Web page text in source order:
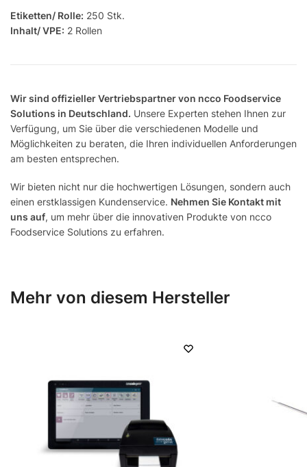
Etiketten/ Rolle: 250 Stk.
Inhalt/ VPE: 2 Rollen
Wir sind offizieller Vertriebspartner von ncco Foodservice
Solutions in Deutschland. Unsere Experten stehen Ihnen zur
Verfügung, um Sie über die verschiedenen Modelle und
Möglichkeiten zu beraten, die Ihren individuellen Anforderungen
am besten entsprechen.
Wir bieten nicht nur die hochwertigen Lösungen, sondern auch
einen erstklassigen Kundenservice. Nehmen Sie Kontakt mit
uns auf, um mehr über die innovativen Produkte von ncco
Foodservice Solutions zu erfahren.
Mehr von diesem Hersteller